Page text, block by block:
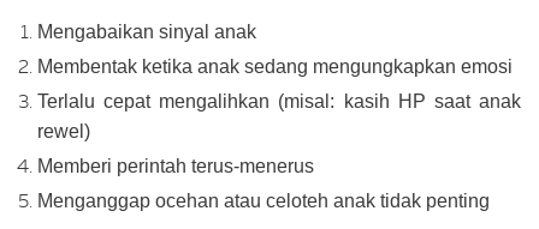
Mengabaikan sinyal anak
Membentak ketika anak sedang mengungkapkan emosi
Terlalu cepat mengalihkan (misal: kasih HP saat anak
rewel)
Memberi perintah terus-menerus
Menganggap ocehan atau celoteh anak tidak penting